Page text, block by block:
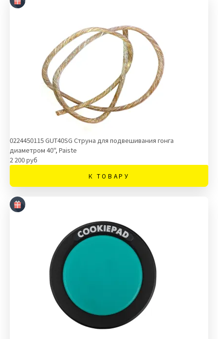
0224450115 GUT40SG Струна для подвешивания гонга
диаметром 40", Paiste
2 200 руб
К ТОВАРУ